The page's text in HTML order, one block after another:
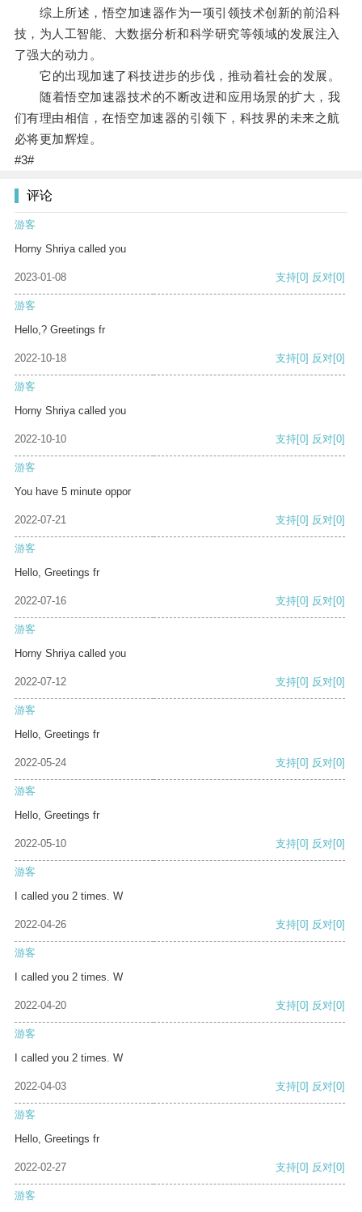
综上所述，悟空加速器作为一项引领技术创新的前沿科
技，为人工智能、大数据分析和科学研究等领域的发展注入
了强大的动力。
它的出现加速了科技进步的步伐，推动着社会的发展。
随着悟空加速器技术的不断改进和应用场景的扩大，我
们有理由相信，在悟空加速器的引领下，科技界的未来之航
必将更加辉煌。
#3#
评论
游客
Horny Shriya called you
2023-01-08 支持[0] 反对[0]
游客
Hello,? Greetings fr
2022-10-18 支持[0] 反对[0]
游客
Horny Shriya called you
2022-10-10 支持[0] 反对[0]
游客
You have 5 minute oppor
2022-07-21 支持[0] 反对[0]
游客
Hello, Greetings fr
2022-07-16 支持[0] 反对[0]
游客
Horny Shriya called you
2022-07-12 支持[0] 反对[0]
游客
Hello, Greetings fr
2022-05-24 支持[0] 反对[0]
游客
Hello, Greetings fr
2022-05-10 支持[0] 反对[0]
游客
I called you 2 times. W
2022-04-26 支持[0] 反对[0]
游客
I called you 2 times. W
2022-04-20 支持[0] 反对[0]
游客
I called you 2 times. W
2022-04-03 支持[0] 反对[0]
游客
Hello, Greetings fr
2022-02-27 支持[0] 反对[0]
游客